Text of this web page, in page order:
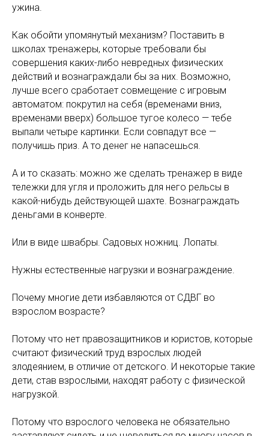
ужина.
Как обойти упомянутый механизм? Поставить в
школах тренажеры, которые требовали бы
совершения каких-либо невредных физических
действий и вознаграждали бы за них. Возможно,
лучше всего сработает совмещение с игровым
автоматом: покрутил на себя (временами вниз,
временами вверх) большое тугое колесо — тебе
выпали четыре картинки. Если совпадут все —
получишь приз. А то денег не напасешься.
А и то сказать: можно же сделать тренажер в виде
тележки для угля и проложить для него рельсы в
какой-нибудь действующей шахте. Вознаграждать
деньгами в конверте.
Или в виде швабры. Садовых ножниц. Лопаты.
Нужны естественные нагрузки и вознаграждение.
Почему многие дети избавляются от СДВГ во
взрослом возрасте?
Потому что нет правозащитников и юристов, которые
считают физический труд взрослых людей
злодеянием, в отличие от детского. И некоторые такие
дети, став взрослыми, находят работу с физической
нагрузкой.
Потому что взрослого человека не обязательно